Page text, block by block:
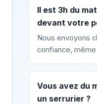
Il est 3h du
devant votre
Nous envoyons
confiance,
Vous avez du
un serrurier ?